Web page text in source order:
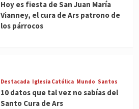
Hoy es fiesta de San Juan María
Vianney, el cura de Ars patrono de
los párrocos
Destacada Iglesia Católica Mundo Santos
10 datos que tal vez no sabías del
Santo Cura de Ars